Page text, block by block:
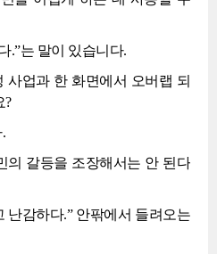
.”는 말이 있습니다.
사업과 한 화면에서 오버랩 되
?
의 갈등을 조장해서는 안 된다
난감하다.” 안팎에서 들려오는